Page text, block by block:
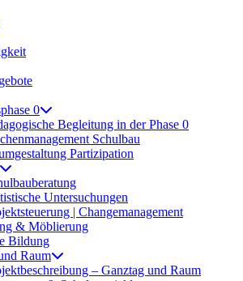
0
Begleitung in der Phase 0
Schulbau
Partizipation
Untersuchungen
| Changemanagement
& Möblierung
Bildung
Raum
– Ganztag und Raum